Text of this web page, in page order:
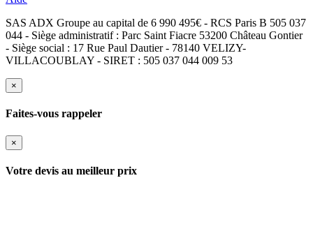
SAS ADX Groupe au capital de 6 990 495€ - RCS Paris B 505 037
044 - Siège administratif : Parc Saint Fiacre 53200 Château Gontier
- Siège social : 17 Rue Paul Dautier - 78140 VELIZY-
VILLACOUBLAY - SIRET : 505 037 044 009 53
×
Faites-vous rappeler
×
Votre devis au meilleur prix